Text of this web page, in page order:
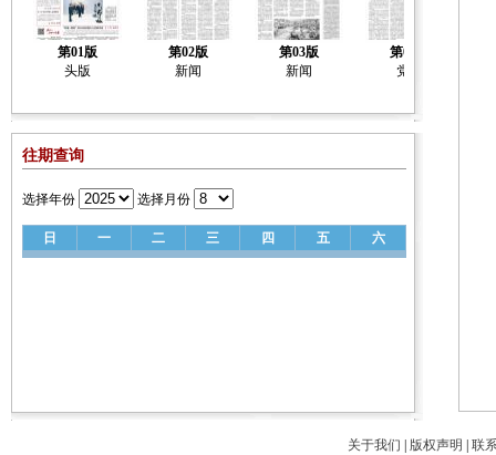
第01版
头版
第02版
新闻
第03版
新闻
第04版
党建
往期查询
选择年份 选择月份
日 一 二 三 四 五 六
关于我们 版权声明
联